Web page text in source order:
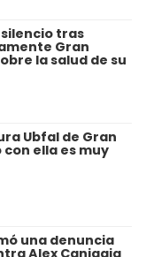
tras
Gran
la salud de su
Ubfal de Gran
con ella es muy
una denuncia